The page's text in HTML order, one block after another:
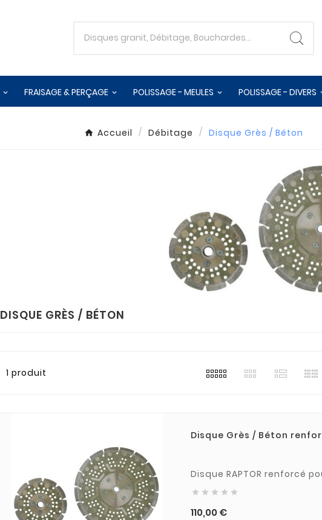
FRAISAGE & PERÇAGE POLISSAGE - MEULES POLISSAGE - DIVERS
Accueil Débitage Disque Grès / Béton
DISQUE GRÈS / BÉTON
1 produit
Disque Grès / Béton
    
110,00 €Prix